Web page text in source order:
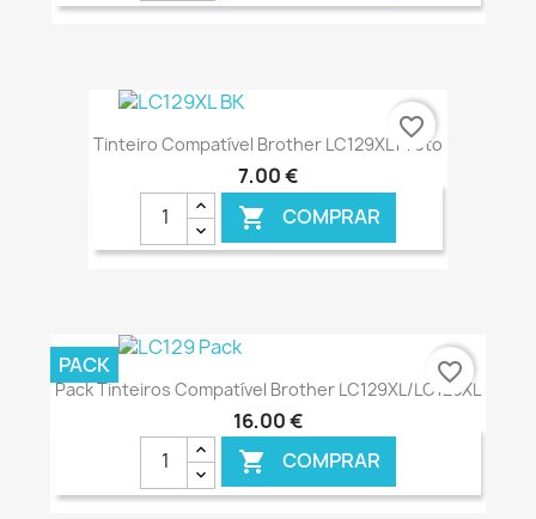
€ ONLINE
Tinteiro Compatível Brother LC129XL Preto
7,00 €
 COMPRAR
favorite_border
Pack Tinteiros Compatível Brother LC129XL/LC125XL
16,00 €
 COMPRAR
PACK favorite_border